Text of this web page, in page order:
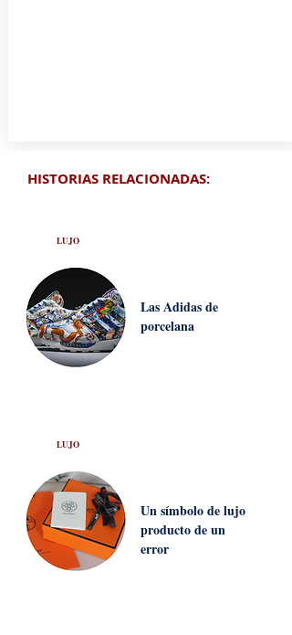
HISTORIAS RELACIONADAS:
LUJO
Las Adidas de
porcelana
LUJO
Un símbolo de lujo
producto de un
error